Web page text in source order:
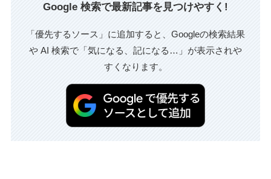
Google 検索で最新記事を見つけやすく!
「優先するソース」に追加すると、Googleの検索結果
や AI 検索で「気になる、記になる…」が表示されや
すくなります。